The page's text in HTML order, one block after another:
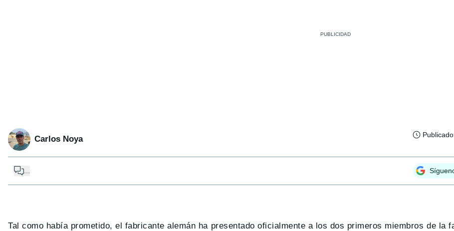
Carlos Noya Publicado
Tal como había prometido, el fabricante alemán ha presentado oficialmente a los dos primeros miembros de la